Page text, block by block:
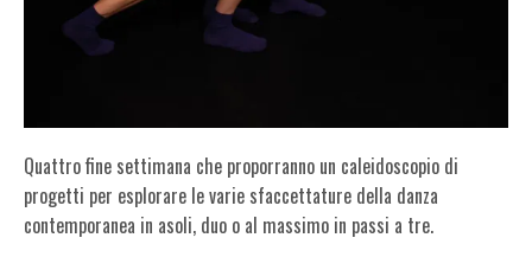
Quattro fine settimana che proporranno un caleidoscopio di
progetti per esplorare le varie sfaccettature della danza
contemporanea in asoli, duo o al massimo in passi a tre.